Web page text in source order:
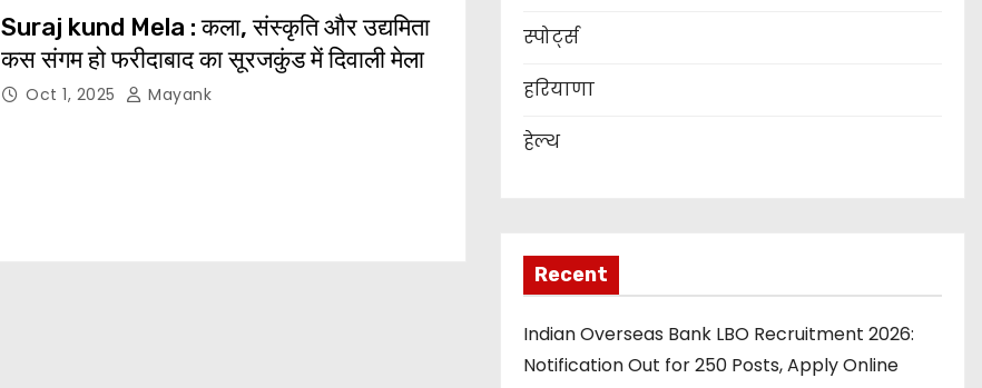
Suraj kund Mela : कला, संस्कृति और उद्यमिता
कस संगम हो फरीदाबाद का सूरजकुंड में दिवाली मेला
Oct 1, 2025 Mayank
स्पोर्ट्स
हरियाणा
हेल्थ
Recent
Indian Overseas Bank LBO Recruitment 2026:
Notification Out for 250 Posts, Apply Online